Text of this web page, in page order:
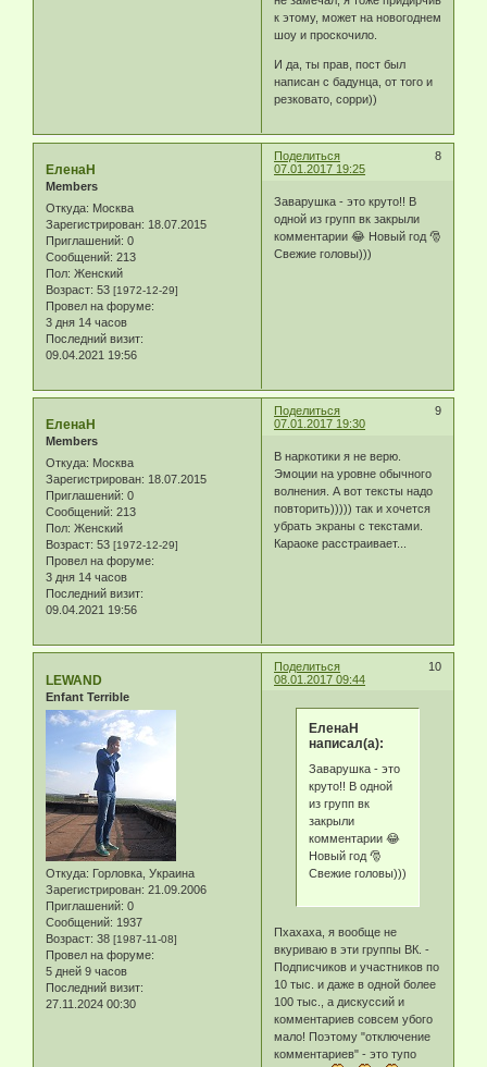
к этому, может на новогоднем
шоу и проскочило.
И да, ты прав, пост был
написан с бадунца, от того и
резковато, сорри))
Поделиться
8
07.01.2017 19:25
ЕленаН
Members
Откуда: Москва
Зарегистрирован: 18.07.2015
Приглашений: 0
Сообщений: 213
Пол: Женский
Возраст: 53 [1972-12-29]
Провел на форуме:
3 дня 14 часов
Последний визит:
09.04.2021 19:56
Заварушка - это круто!! В
одной из групп вк закрыли
комментарии 😂 Новый год 🎅
Свежие головы)))
Поделиться
9
07.01.2017 19:30
ЕленаН
Members
Откуда: Москва
Зарегистрирован: 18.07.2015
Приглашений: 0
Сообщений: 213
Пол: Женский
Возраст: 53 [1972-12-29]
Провел на форуме:
3 дня 14 часов
Последний визит:
09.04.2021 19:56
В наркотики я не верю.
Эмоции на уровне обычного
волнения. А вот тексты надо
повторить))))) так и хочется
убрать экраны с текстами.
Караоке расстраивает...
Поделиться
10
08.01.2017 09:44
LEWAND
Enfant Terrible
Откуда: Горловка, Украина
Зарегистрирован: 21.09.2006
Приглашений: 0
Сообщений: 1937
Возраст: 38 [1987-11-08]
Провел на форуме:
5 дней 9 часов
Последний визит:
27.11.2024 00:30
ЕленаН
написал(а):
Заварушка - это
круто!! В одной
из групп вк
закрыли
комментарии 😂
Новый год 🎅
Свежие головы)))
Пхахаха, я вообще не
вкуриваю в эти группы ВК. -
Подписчиков и участников по
10 тыс. и даже в одной более
100 тыс., а дискуссий и
комментариев совсем убого
мало! Поэтому "отключение
комментариев" - это тупо